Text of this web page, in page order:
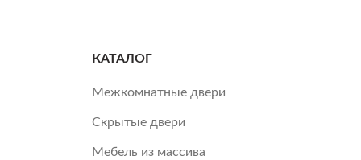
КАТАЛОГ
Межкомнатные двери
Скрытые двери
Мебель из массива